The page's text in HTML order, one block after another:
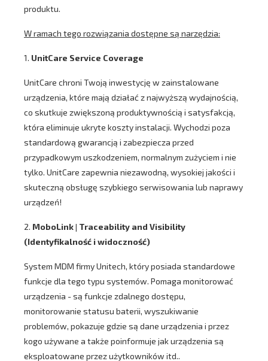
produktu.
W ramach tego rozwiązania dostępne są narzędzia:
1. UnitCare Service Coverage
UnitCare chroni Twoją inwestycję w zainstalowane
urządzenia, które mają działać z najwyższą wydajnością,
co skutkuje zwiększoną produktywnością i satysfakcją,
która eliminuje ukryte koszty instalacji. Wychodzi poza
standardową gwarancją i zabezpiecza przed
przypadkowym uszkodzeniem, normalnym zużyciem i nie
tylko. UnitCare zapewnia niezawodną, ​​wysokiej jakości i
skuteczną obsługę szybkiego serwisowania lub naprawy
urządzeń!
2. MoboLink | Traceability and Visibility
(Identyfikalność i widoczność)
System MDM firmy Unitech, który posiada standardowe
funkcje dla tego typu systemów. Pomaga monitorować
urządzenia - są funkcje zdalnego dostępu,
monitorowanie statusu baterii, wyszukiwanie
problemów, pokazuje gdzie są dane urządzenia i przez
kogo używane a także poinformuje jak urządzenia są
eksploatowane przez użytkowników itd..